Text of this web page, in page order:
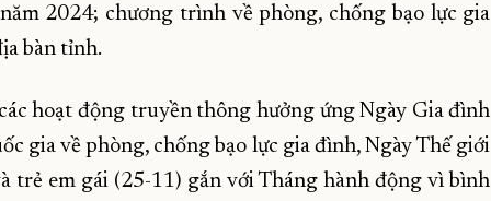
2024; chương trình về phòng, chống bạo lực gia
bàn tỉnh.
hoạt động truyền thông hưởng ứng Ngày Gia đình
gia về phòng, chống bạo lực gia đình, Ngày Thế giới
trẻ em gái (25-11) gắn với Tháng hành động vì bình